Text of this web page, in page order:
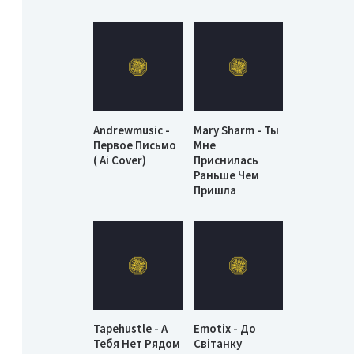
Andrewmusic -
Первое Письмо
( Ai Cover)
Mary Sharm - Ты
Мне
Приснилась
Раньше Чем
Пришла
Tapehustle - А
Тебя Нет Рядом
Emotix - До
Світанку